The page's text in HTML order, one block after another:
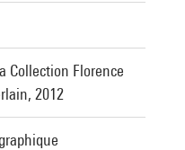
Collection Florence
2012